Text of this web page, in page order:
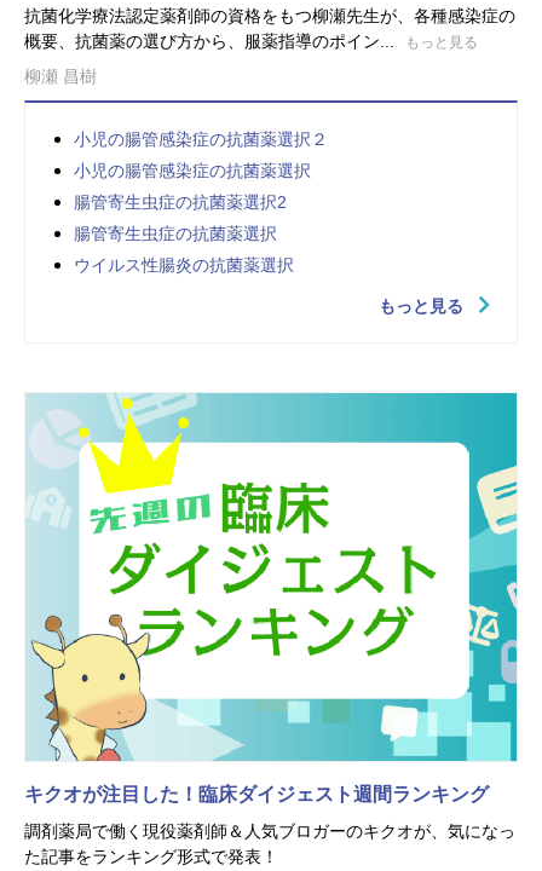
抗菌化学療法認定薬剤師の資格をもつ柳瀬先生が、各種感染症の
概要、抗菌薬の選び方から、服薬指導のポイン...
もっと見る
柳瀬 昌樹
小児の腸管感染症の抗菌薬選択２
小児の腸管感染症の抗菌薬選択
腸管寄生虫症の抗菌薬選択2
腸管寄生虫症の抗菌薬選択
ウイルス性腸炎の抗菌薬選択
もっと見る
キクオが注目した！臨床ダイジェスト週間ランキング
調剤薬局で働く現役薬剤師＆人気ブロガーのキクオが、気になっ
た記事をランキング形式で発表！